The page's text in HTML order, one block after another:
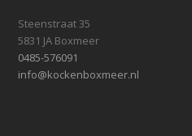
Steenstraat 35
5831 JA Boxmeer
0485-576091
info@kockenboxmeer.nl